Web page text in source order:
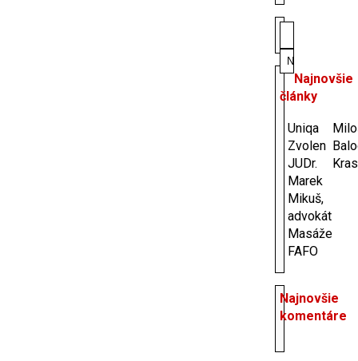
Hľadať:
Najnovšie
články
Uniqa
Zvolen
JUDr.
Marek
Mikuš,
advokát
Masáže
FAFO
Najnovšie
komentáre